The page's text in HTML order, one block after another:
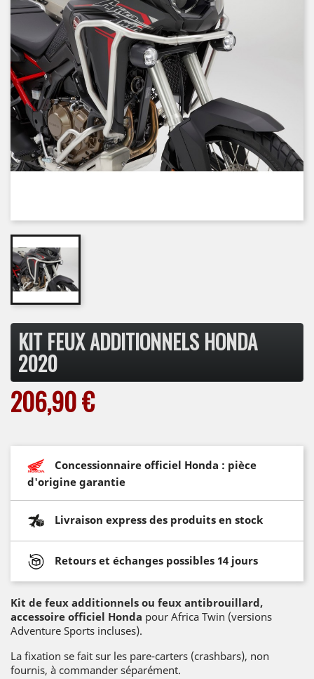
KIT FEUX ADDITIONNELS HONDA
2020
206,90 €
Concessionnaire officiel Honda : pièce
d'origine garantie
Livraison express des produits en stock
Retours et échanges possibles 14 jours
Kit de feux additionnels ou feux antibrouillard,
accessoire officiel Honda pour Africa Twin (versions
Adventure Sports incluses).
La fixation se fait sur les pare-carters (crashbars), non
fournis, à commander séparément.